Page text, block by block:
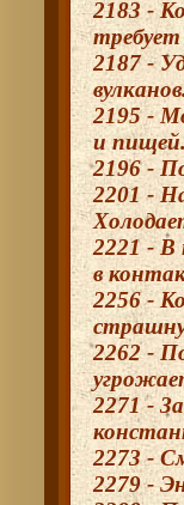
2183 -
2187 -
2195 -
и пищей.
2196 -
2201 -
2221 - В
в
2256 -
2262 -
2271 -
2273 -
2279 -